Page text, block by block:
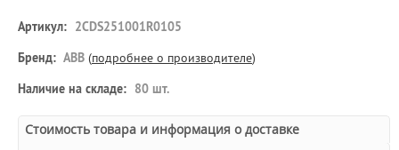
Артикул: 2CDS251001R0105
Бренд: ABB (подробнее о производителе)
Наличие на складе: 80 шт.
Стоимость товара и информация о доставке